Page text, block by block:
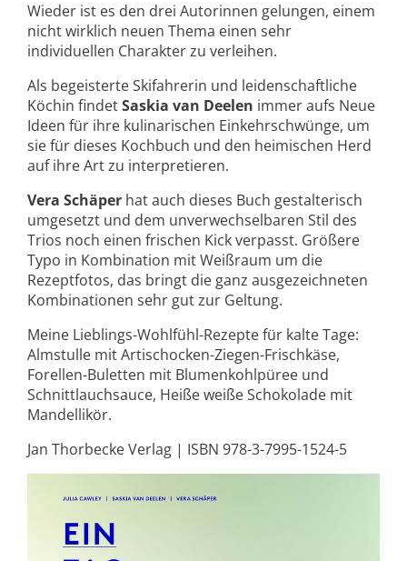
Wieder ist es den drei Autorinnen gelungen, einem
nicht wirklich neuen Thema einen sehr
individuellen Charakter zu verleihen.
Als begeisterte Skifahrerin und leidenschaftliche
Köchin findetSaskia van Deelen immer aufs Neue
Ideen für ihre kulinarischen Einkehrschwünge, um
sie für dieses Kochbuch und den heimischen Herd
auf ihre Art zu interpretieren.
Vera Schäper hat auch dieses Buch gestalterisch
umgesetzt und dem unverwechselbaren Stil des
Trios noch einen frischen Kick verpasst. Größere
Typo in Kombination mit Weißraum um die
Rezeptfotos, das bringt die ganz ausgezeichneten
Kombinationen sehr gut zur Geltung.
Meine Lieblings-Wohlfühl-Rezepte für kalte Tage:
Almstulle mit Artischocken-Ziegen-Frischkäse,
Forellen-Buletten mit Blumenkohlpüree und
Schnittlauchsauce, Heiße weiße Schokolade mit
Mandellikör.
Jan Thorbecke Verlag | ISBN 978-3-7995-1524-5